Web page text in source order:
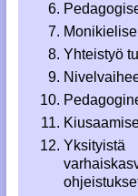
Yhteistyö
Yksityistä